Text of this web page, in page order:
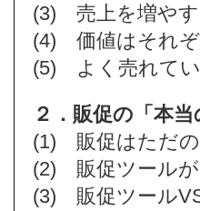
(3) 売上を増やす
(4) 価値はそれぞ
(5) よく売れて
２．販促の「本当
(1) 販促はただ
(2) 販促ツールが
(3) 販促ツール